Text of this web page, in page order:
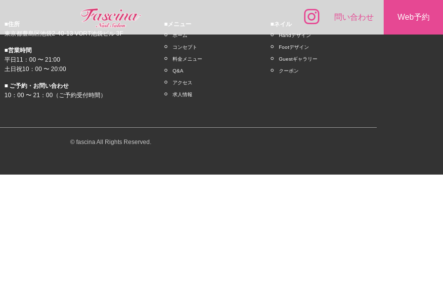
問い合わせ Web予約
■住所
東京都豊島区池袋2-40-13 VORT池袋ビル 3F
■営業時間
平日11：00 〜 21:00
土日祝10：00 〜 20:00
■ ご予約・お問い合わせ
10：00 〜 21：00（ご予約受付時間）
■メニュー
ホーム
コンセプト
料金メニュー
Q&A
アクセス
求人情報
■ネイル
Handデザイン
Footデザイン
Guestギャラリー
クーポン
© fascina All Rights Reserved.